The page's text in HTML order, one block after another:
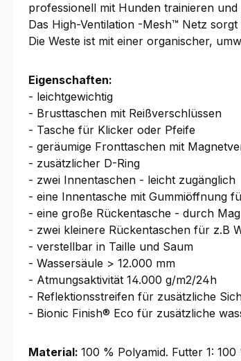
professionell mit Hunden trainieren
Das High-Ventilation -Mesh™ Netz
Die Weste ist mit einer organischer,
Eigenschaften:
- leichtgewichtig
- Brusttaschen mit Reißverschlüssen
- Tasche für Klicker oder Pfeife
- geräumige Fronttaschen mit
- zusätzlicher D-Ring
- zwei Innentaschen - leicht zugänglich
- eine Innentasche mit Gummiöffnung
- eine große Rückentasche - durch
- zwei kleinere Rückentaschen für z.B
- verstellbar in Taille und Saum
- Wassersäule > 12.000 mm
- Atmungsaktivität 14.000 g/m2/24h
- Reflektionsstreifen für zusätzliche
- Bionic Finish® Eco für zusätzliche
Material: 100 % Polyamid. Futter 1: